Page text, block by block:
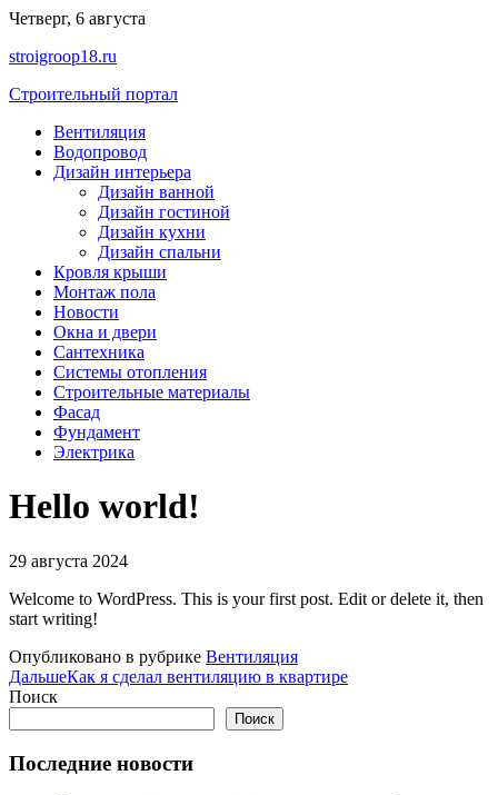
Перейти
содержимому
Четверг, 6 августа
stroigroop18.ru
Строительный портал
Вентиляция
Водопровод
Дизайн интерьера
Дизайн ванной
Дизайн гостиной
Дизайн кухни
Дизайн спальни
Кровля крыши
Монтаж пола
Новости
Окна и двери
Сантехника
Системы отопления
Строительные материалы
Фасад
Фундамент
Электрика
Hello world!
29 августа 2024
Welcome to WordPress. This is your first post. Edit or delete it, then
start writing!
Опубликовано в рубрике Вентиляция
ДальшеКак я сделал вентиляцию в квартире
Поиск
Поиск
Последние новости